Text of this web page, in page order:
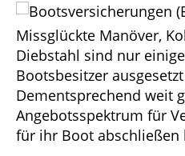
Missglückte Manöver,
Diebstahl sind nur
Bootsbesitzer
Dementsprechend weit
Angebotsspektrum für
für ihr Boot abschließen